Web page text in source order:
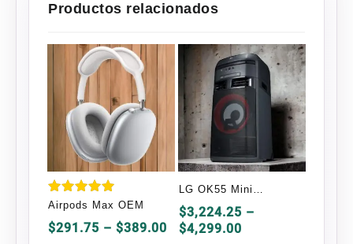
Productos relacionados
Valorado
5.00
Airpods Max OEM
$291.75 – $389.00 Price
LG OK55 Mini
Componente, Bluetooth
700W RMS, USB 2.0,
$3,224.25 –
$4,299.00